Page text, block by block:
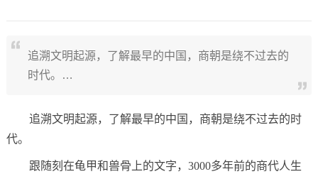
追溯文明起源，了解最早的中国，商朝是绕不过去的
时代。…
追溯文明起源，了解最早的中国，商朝是绕不过去的时
代。
跟随刻在龟甲和兽骨上的文字，3000多年前的商代人生